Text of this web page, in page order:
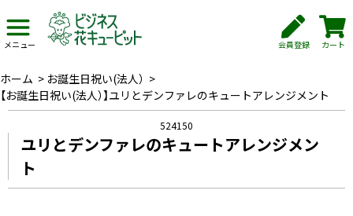
メニュー 会員登録 カート
ホーム > お誕生日祝い(法人） >
【お誕生日祝い(法人）】ユリとデンファレのキュートアレンジメント
524150
ユリとデンファレのキュートアレンジメン
ト